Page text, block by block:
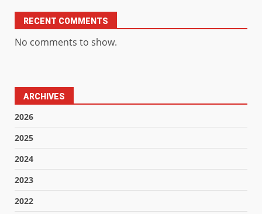
RECENT COMMENTS
No comments to show.
ARCHIVES
2026
2025
2024
2023
2022